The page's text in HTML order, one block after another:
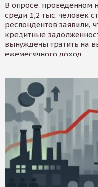
В опросе, проведенном
среди 1,2 тыс. человек
респондентов заявили,
кредитные
вынуждены тратить на
ежемесячного доход